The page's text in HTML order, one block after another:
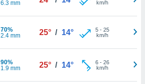
6.3 mm
km/h
70%
2.4 mm
25° / 14° 5- 25
km/h
90%
1.9 mm
25° / 14° 6- 26
km/h